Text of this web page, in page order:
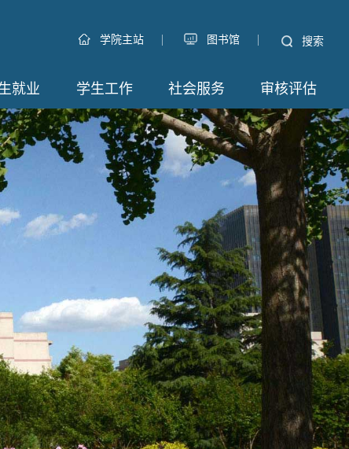
学院主站 | 图书馆 | 搜索
就业 学生工作 社会服务 审核评估